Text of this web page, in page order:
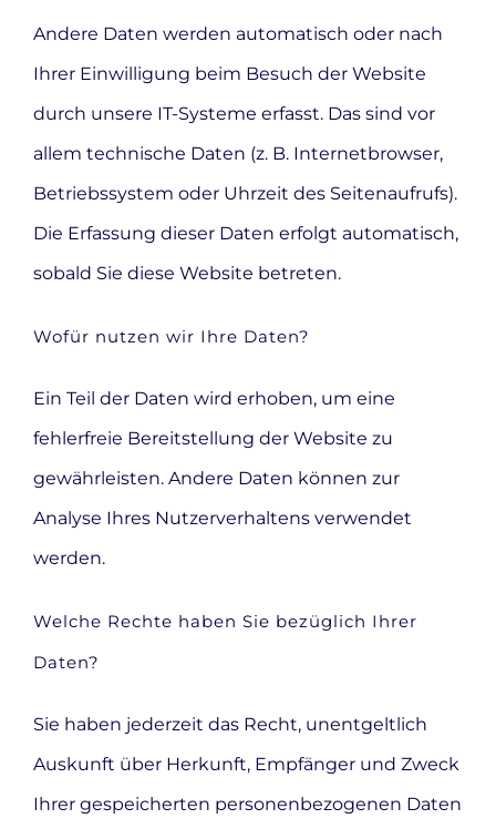
Andere Daten werden automatisch oder nach
Ihrer Einwilligung beim Besuch der Website
durch unsere IT-Systeme erfasst. Das sind vor
allem technische Daten (z. B. Internetbrowser,
Betriebssystem oder Uhrzeit des Seitenaufrufs).
Die Erfassung dieser Daten erfolgt automatisch,
sobald Sie diese Website betreten.
Wofür nutzen wir Ihre Daten?
Ein Teil der Daten wird erhoben, um eine
fehlerfreie Bereitstellung der Website zu
gewährleisten. Andere Daten können zur
Analyse Ihres Nutzerverhaltens verwendet
werden.
Welche Rechte haben Sie bezüglich Ihrer
Daten?
Sie haben jederzeit das Recht, unentgeltlich
Auskunft über Herkunft, Empfänger und Zweck
Ihrer gespeicherten personenbezogenen Daten